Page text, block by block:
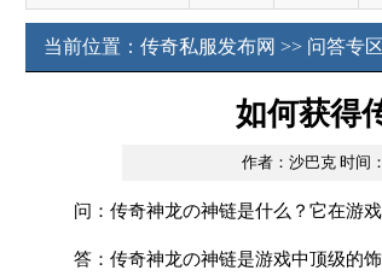
当前位置： 传奇私服发布网 >> 问答专区
如何获得
作者：沙巴克 时间
问：传奇神龙の神链是什么？它在游
答：传奇神龙の神链是游戏中顶级的